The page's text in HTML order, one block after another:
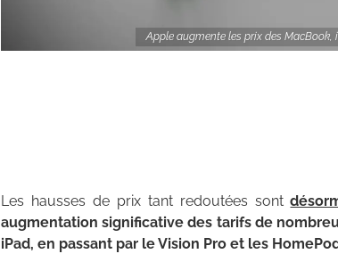
Apple augmente les prix des
Les hausses de prix tant redoutées sont
augmentation significative des tarifs de
iPad, en passant par le Vision Pro et les